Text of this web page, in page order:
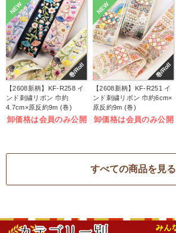
NEW
巻/Roll
【2608新柄】KF-R258 イ
ンド刺繍リボン 巾約
4.7cm×原反約9m (巻)
卸価格は会員のみ公開
NEW
巻/Roll
【2608新柄】KF-R251 イ
ンド刺繍リボン 巾約6cm×
原反約9m (巻)
卸価格は会員のみ公開
すべての商品を見る